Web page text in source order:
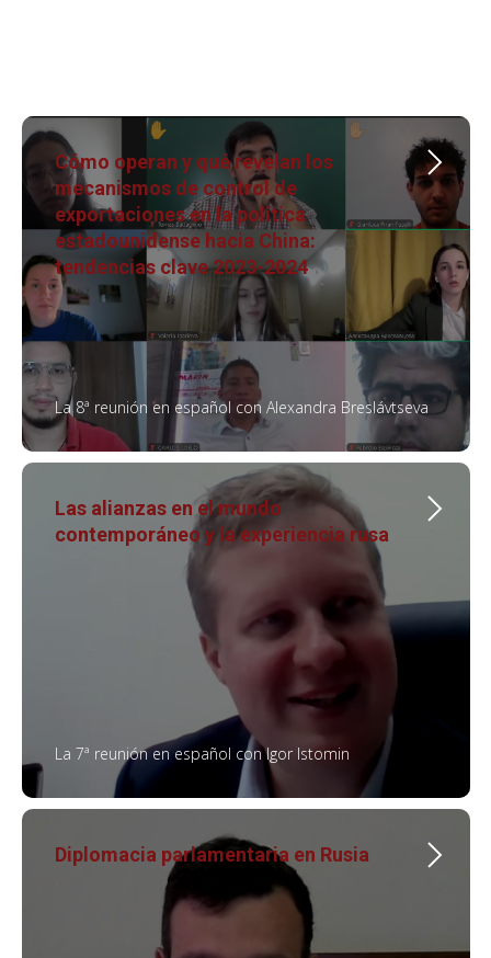
Cómo operan y qué revelan los
mecanismos de control de
exportaciones en la política
estadounidense hacia China:
tendencias clave 2023-2024
La 8ª reunión en español con Alexandra Breslávtseva
Las alianzas en el mundo
contemporáneo y la experiencia rusa
La 7ª reunión en español con Igor Istomin
Diplomacia parlamentaria en Rusia